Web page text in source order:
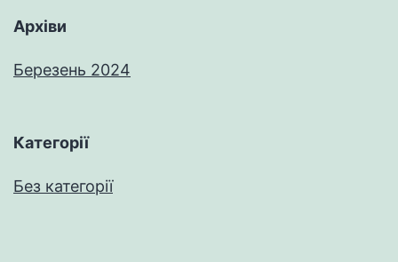
Архіви
Березень 2024
Категорії
Без категорії